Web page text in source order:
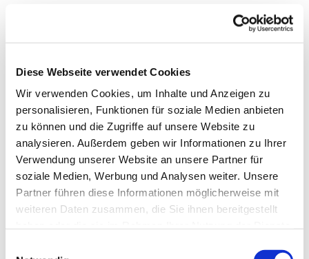
Diese Webseite verwendet Cookies
Wir verwenden Cookies, um Inhalte und Anzeigen zu
personalisieren, Funktionen für soziale Medien anbieten
zu können und die Zugriffe auf unsere Website zu
analysieren. Außerdem geben wir Informationen zu Ihrer
Verwendung unserer Website an unsere Partner für
soziale Medien, Werbung und Analysen weiter. Unsere
Partner führen diese Informationen möglicherweise mit
weiteren Daten zusammen, die Sie ihnen bereitgestellt